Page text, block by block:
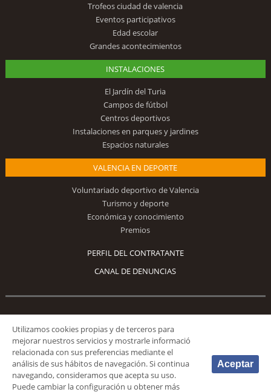
Trofeos ciudad de valencia
Eventos participativos
Edad escolar
Grandes acontecimientos
INSTALACIONES
El Jardín del Turia
Campos de fútbol
Centros deportivos
Instalaciones en parques y jardines
Espacios naturales
VALENCIA EN DEPORTE
Voluntariado deportivo de Valencia
Turismo y deporte
Económica y conocimiento
Premios
PERFIL DEL CONTRATANTE
CANAL DE DENUNCIAS
Síguenos
© 2026 Fundación Deportiva Municipal Valencia |AVISO LEGAL
Utilizamos cookies propias y de terceros para
mejorar nuestros servicios y mostrarle informació
relacionada con sus preferencias mediante el
análisis de sus hábitos de navegación. Si continua
navegando, consideramos que acepta su uso.
Puede cambiar la configuración u obtener más
Aceptar